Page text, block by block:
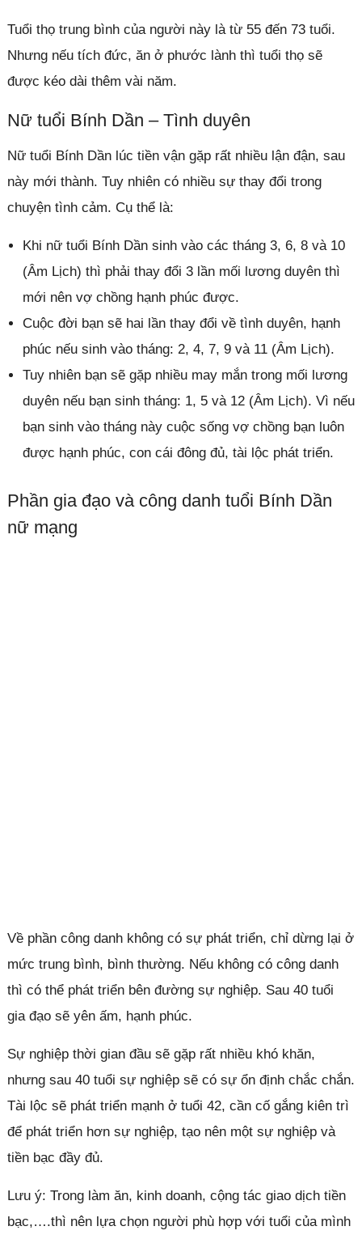
Tuổi thọ trung bình của người này là từ 55 đến 73 tuổi.
Nhưng nếu tích đức, ăn ở phước lành thì tuổi thọ sẽ
được kéo dài thêm vài năm.
Nữ tuổi Bính Dần – Tình duyên
Nữ tuổi Bính Dần lúc tiền vận gặp rất nhiều lận đận, sau
này mới thành. Tuy nhiên có nhiều sự thay đổi trong
chuyện tình cảm. Cụ thể là:
Khi nữ tuổi Bính Dần sinh vào các tháng 3, 6, 8 và 10
(Âm Lịch) thì phải thay đổi 3 lần mối lương duyên thì
mới nên vợ chồng hạnh phúc được.
Cuộc đời bạn sẽ hai lần thay đổi về tình duyên, hạnh
phúc nếu sinh vào tháng: 2, 4, 7, 9 và 11 (Âm Lịch).
Tuy nhiên bạn sẽ gặp nhiều may mắn trong mối lương
duyên nếu bạn sinh tháng: 1, 5 và 12 (Âm Lịch). Vì nếu
bạn sinh vào tháng này cuộc sống vợ chồng bạn luôn
được hạnh phúc, con cái đông đủ, tài lộc phát triển.
Phần gia đạo và công danh tuổi Bính Dần
nữ mạng
Về phần công danh không có sự phát triển, chỉ dừng lại ở
mức trung bình, bình thường. Nếu không có công danh
thì có thể phát triển bên đường sự nghiệp. Sau 40 tuổi
gia đạo sẽ yên ấm, hạnh phúc.
Sự nghiệp thời gian đầu sẽ gặp rất nhiều khó khăn,
nhưng sau 40 tuổi sự nghiệp sẽ có sự ổn định chắc chắn.
Tài lộc sẽ phát triển mạnh ở tuổi 42, cần cố gắng kiên trì
để phát triển hơn sự nghiệp, tạo nên một sự nghiệp và
tiền bạc đầy đủ.
Lưu ý: Trong làm ăn, kinh doanh, cộng tác giao dịch tiền
bạc,….thì nên lựa chọn người phù hợp với tuổi của mình